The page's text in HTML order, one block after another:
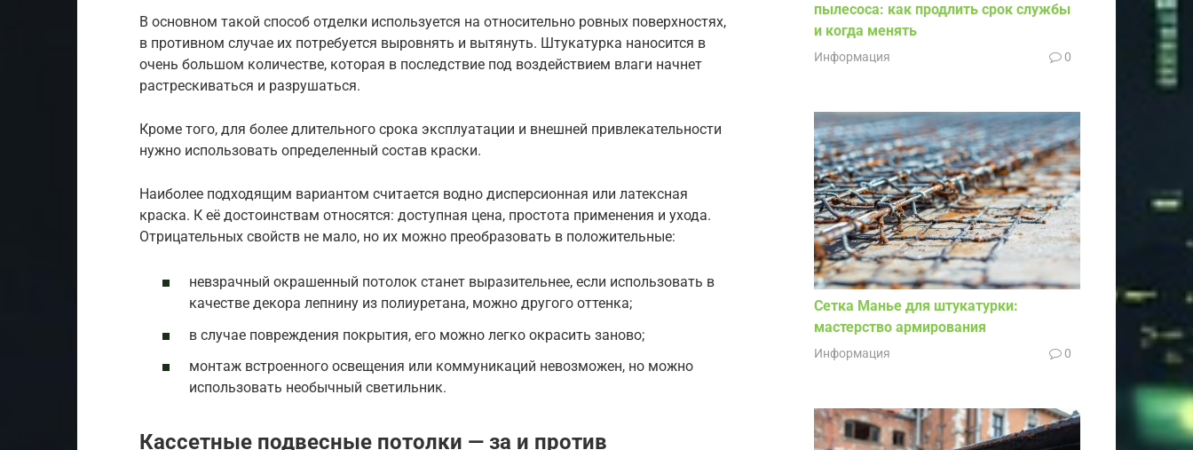
В основном такой способ отделки используется на относительно ровных поверхностях,
в противном случае их потребуется выровнять и вытянуть. Штукатурка наносится в
очень большом количестве, которая в последствие под воздействием влаги начнет
растрескиваться и разрушаться.
Кроме того, для более длительного срока эксплуатации и внешней привлекательности
нужно использовать определенный состав краски.
Наиболее подходящим вариантом считается водно дисперсионная или латексная
краска. К её достоинствам относятся: доступная цена, простота применения и ухода.
Отрицательных свойств не мало, но их можно преобразовать в положительные:
невзрачный окрашенный потолок станет выразительнее, если использовать в
качестве декора лепнину из полиуретана, можно другого оттенка;
в случае повреждения покрытия, его можно легко окрасить заново;
монтаж встроенного освещения или коммуникаций невозможен, но можно
использовать необычный светильник.
Кассетные подвесные потолки — за и против
пылесоса: как продлить срок службы
и когда менять
Информация 0
Сетка Манье для штукатурки:
мастерство армирования
Информация 0